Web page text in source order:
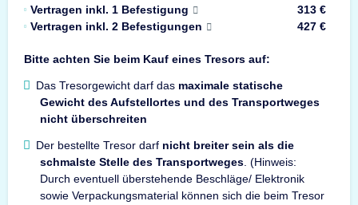
Vertragen inkl. 1 Befestigung
313 €
Vertragen inkl. 2 Befestigungen
427 €
Bitte achten Sie beim Kauf eines Tresors auf:
Das Tresorgewicht darf das maximale statische
Gewicht des Aufstellortes und des Transportweges
nicht überschreiten
Der bestellte Tresor darf nicht breiter sein als die
schmalste Stelle des Transportweges . (Hinweis:
Durch eventuell überstehende Beschläge/ Elektronik
sowie Verpackungsmaterial können sich die beim Tresor